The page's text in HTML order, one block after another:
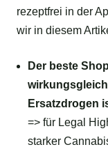
rezeptfrei in der
wir in diesem
Der beste
Ersatzdrogen
=> für Legal
starker